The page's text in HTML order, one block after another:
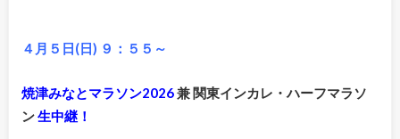
４月５日(日) ９：５５～
焼津みなとマラソン2026兼 関東インカレ・ハーフマラソ
ン生中継！